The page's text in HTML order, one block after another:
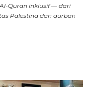
Quran inklusif — dari
Palestina dan qurban